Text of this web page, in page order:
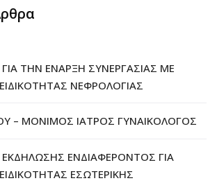
ΤΗΝ ΕΝΑΡΞΗ ΣΥΝΕΡΓΑΣΙΑΣ ΜΕ
ΝΕΦΡΟΛΟΓΙΑΣ
– ΜΟΝΙΜΟΣ ΙΑΤΡΟΣ ΓΥΝΑΙΚΟΛΟΓΟΣ
ΕΝΔΙΑΦΕΡΟΝΤΟΣ ΓΙΑ
ΕΣΩΤΕΡΙΚΗΣ